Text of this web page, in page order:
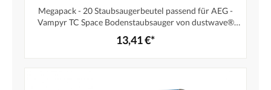
Megapack - 20 Staubsaugerbeutel passend für AEG -
Vampyr TC Space Bodenstaubsauger von dustwave®
Markenstaubbeutel – Made in Germany + inkl. Micro-
Filter
13,41 €*